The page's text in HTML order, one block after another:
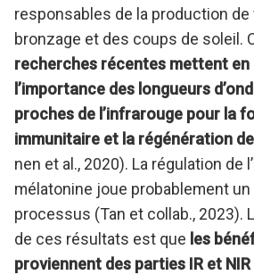
responsables de la production de
bronzage et des coups de soleil.
recherches récentes mettent en
l’importance des longueurs
proches de l’infrarouge pour la
immunitaire et la régénération
nen et al., 2020). La régulation de
mélatonine joue probablement
processus (Tan et collab., 2023).
de ces résultats est que les
proviennent des parties IR et